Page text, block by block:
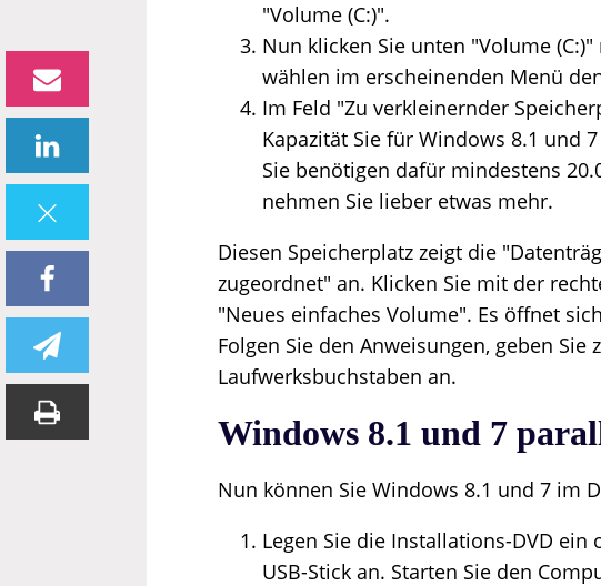
"Volume (C:)".
Nun klicken Sie unten "Volume
wählen im erscheinenden Menü
Im Feld "Zu verkleinernder
Kapazität Sie für Windows 8.1 und
Sie benötigen dafür mindestens
nehmen Sie lieber etwas mehr.
Diesen Speicherplatz zeigt die
zugeordnet" an. Klicken Sie mit der
"Neues einfaches Volume". Es öffnet
Folgen Sie den Anweisungen, geben Sie
Laufwerksbuchstaben an.
Windows 8.1 und 7
Nun können Sie Windows 8.1 und 7 im
Legen Sie die Installations-DVD
USB-Stick an. Starten Sie den